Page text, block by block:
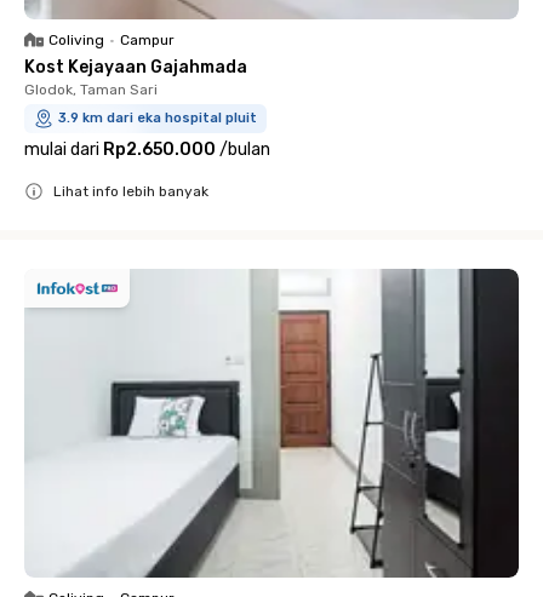
Coliving • Campur
Kost Kejayaan Gajahmada
Glodok, Taman Sari
3.9 km dari eka hospital pluit
mulai dari Rp2.650.000 /bulan
Lihat info lebih banyak